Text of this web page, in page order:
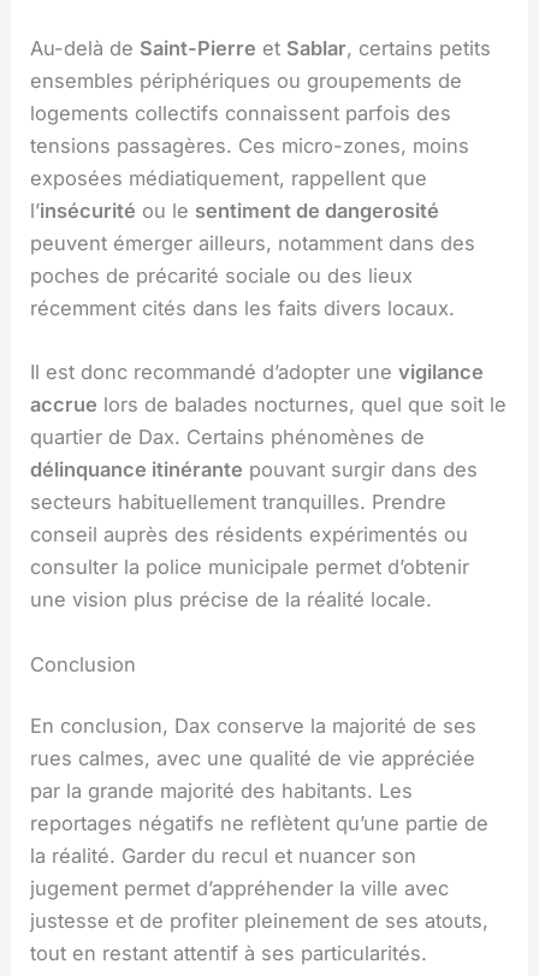
Au-delà de Saint-Pierre et Sablar, certains petits
ensembles périphériques ou groupements de
logements collectifs connaissent parfois des
tensions passagères. Ces micro-zones, moins
exposées médiatiquement, rappellent que
l’insécurité ou le sentiment de dangerosité
peuvent émerger ailleurs, notamment dans des
poches de précarité sociale ou des lieux
récemment cités dans les faits divers locaux.
Il est donc recommandé d’adopter unevigilance
accrue lors de balades nocturnes, quel que soit le
quartier de Dax. Certains phénomènes de
délinquance itinérante pouvant surgir dans des
secteurs habituellement tranquilles. Prendre
conseil auprès des résidents expérimentés ou
consulter la police municipale permet d’obtenir
une vision plus précise de la réalité locale.
Conclusion
En conclusion, Dax conserve la majorité de ses
rues calmes, avec une qualité de vie appréciée
par la grande majorité des habitants. Les
reportages négatifs ne reflètent qu’une partie de
la réalité. Garder du recul et nuancer son
jugement permet d’appréhender la ville avec
justesse et de profiter pleinement de ses atouts,
tout en restant attentif à ses particularités.